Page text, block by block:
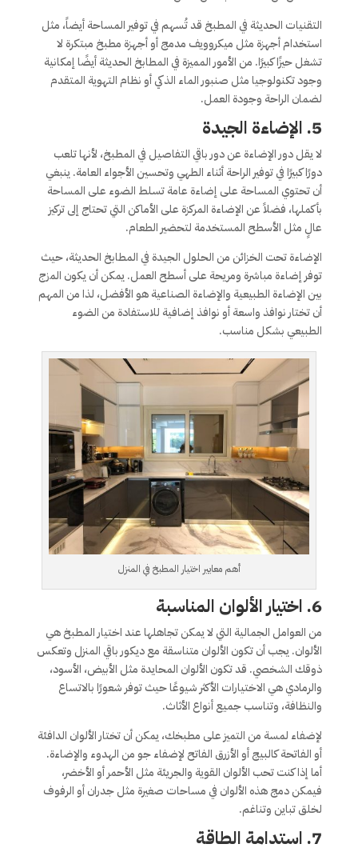
التقنيات الحديثة في المطبخ قد تُسهم في توفير المساحة أيضاً، مثل
استخدام أجهزة مثل ميكروويف مدمج أو أجهزة مطبخ مبتكرة لا
تشغل حيزًا كبيرًا. من الأمور المميزة في المطابخ الحديثة أيضًا إمكانية
وجود تكنولوجيا مثل صنبور الماء الذكي أو نظام التهوية المتقدم
لضمان الراحة وجودة العمل.
5. الإضاءة الجيدة
لا يقل دور الإضاءة عن دور باقي التفاصيل في المطبخ، لأنها تلعب
دورًا كبيرًا في توفير الراحة أثناء الطهي وتحسين الأجواء العامة. ينبغي
أن تحتوي المساحة على إضاءة عامة تسلط الضوء على المساحة
بأكملها، فضلاً عن الإضاءة المركزة على الأماكن التي تحتاج إلى تركيز
عالٍ مثل الأسطح المستخدمة لتحضير الطعام.
الإضاءة تحت الخزائن من الحلول الجيدة في المطابخ الحديثة، حيث
توفر إضاءة مباشرة ومريحة على أسطح العمل. يمكن أن يكون المزج
بين الإضاءة الطبيعية والإضاءة الصناعية هو الأفضل، لذا من المهم
أن تختار نوافذ واسعة أو نوافذ إضافية للاستفادة من الضوء
الطبيعي بشكل مناسب.
أهم معايير اختيار المطبخ في المنزل
6. اختيار الألوان المناسبة
من العوامل الجمالية التي لا يمكن تجاهلها عند اختيار المطبخ هي
الألوان. يجب أن تكون الألوان متناسقة مع ديكور باقي المنزل وتعكس
ذوقك الشخصي. قد تكون الألوان المحايدة مثل الأبيض، الأسود،
والرمادي هي الاختيارات الأكثر شيوعًا حيث توفر شعورًا بالاتساع
والنظافة، وتناسب جميع أنواع الأثاث.
لإضفاء لمسة من التميز على مطبخك، يمكن أن تختار الألوان الدافئة
أو الفاتحة كالبيج أو الأزرق الفاتح لإضفاء جو من الهدوء والإضاءة.
أما إذا كنت تحب الألوان القوية والجريئة مثل الأحمر أو الأخضر،
فيمكن دمج هذه الألوان في مساحات صغيرة مثل جدران أو الرفوف
لخلق تباين وتناغم.
7. استدامة الطاقة